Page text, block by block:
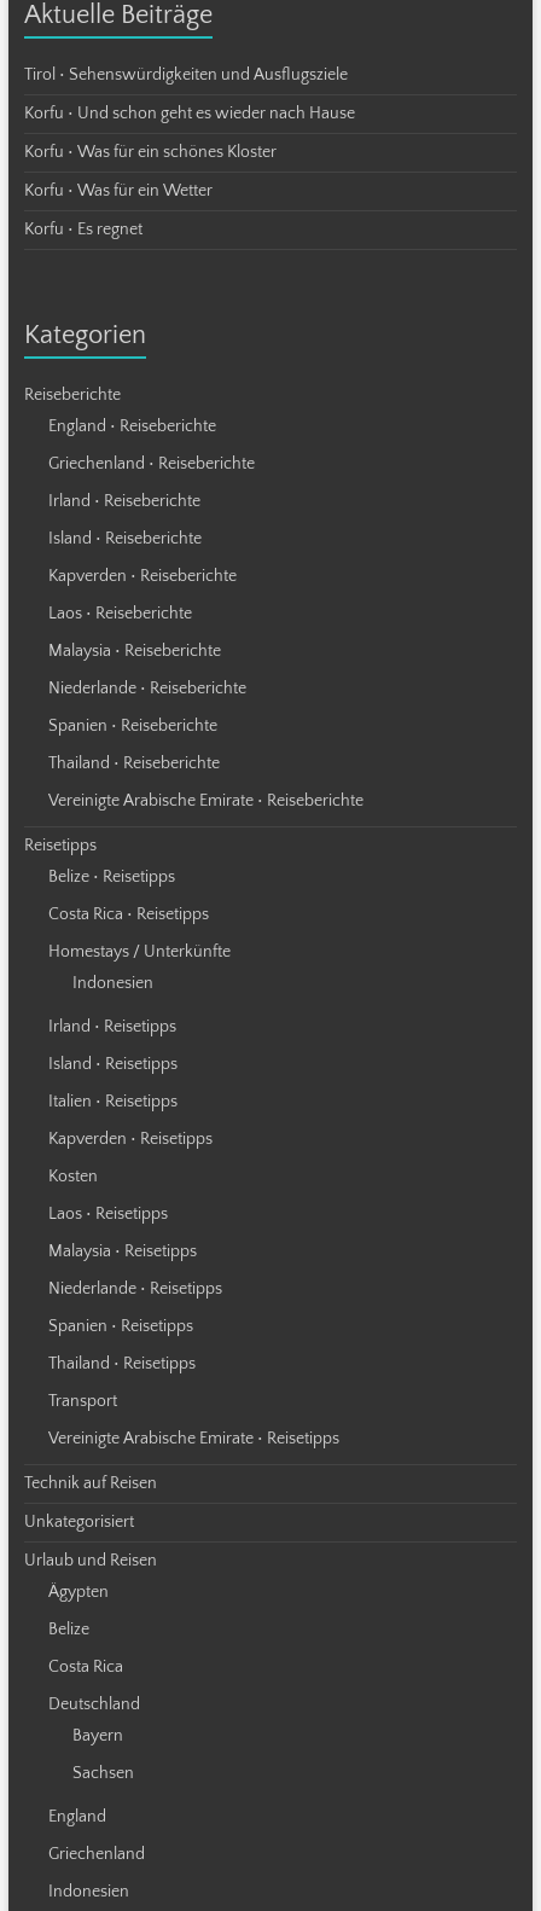
Aktuelle Beiträge
Tirol • Sehenswürdigkeiten und Ausflugsziele
Korfu • Und schon geht es wieder nach Hause
Korfu • Was für ein schönes Kloster
Korfu • Was für ein Wetter
Korfu • Es regnet
Kategorien
Reiseberichte
England • Reiseberichte
Griechenland • Reiseberichte
Irland • Reiseberichte
Island • Reiseberichte
Kapverden • Reiseberichte
Laos • Reiseberichte
Malaysia • Reiseberichte
Niederlande • Reiseberichte
Spanien • Reiseberichte
Thailand • Reiseberichte
Vereinigte Arabische Emirate • Reiseberichte
Reisetipps
Belize • Reisetipps
Costa Rica • Reisetipps
Homestays / Unterkünfte
Indonesien
Irland • Reisetipps
Island • Reisetipps
Italien • Reisetipps
Kapverden • Reisetipps
Kosten
Laos • Reisetipps
Malaysia • Reisetipps
Niederlande • Reisetipps
Spanien • Reisetipps
Thailand • Reisetipps
Transport
Vereinigte Arabische Emirate • Reisetipps
Technik auf Reisen
Unkategorisiert
Urlaub und Reisen
Ägypten
Belize
Costa Rica
Deutschland
Bayern
Sachsen
England
Griechenland
Indonesien